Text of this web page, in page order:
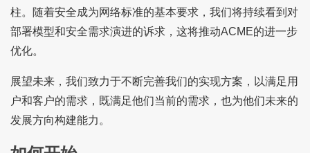
柱。随着安全成为网络标准的基本要求，我们将持续看到对
部署模型和安全需求演进的诉求，这将推动ACME的进一步
优化。
展望未来，我们致力于不断完善我们的实现方案，以满足用
户和客户的需求，既满足他们当前的需求，也为他们未来的
发展方向构建能力。